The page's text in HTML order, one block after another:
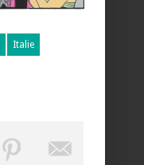
Italie